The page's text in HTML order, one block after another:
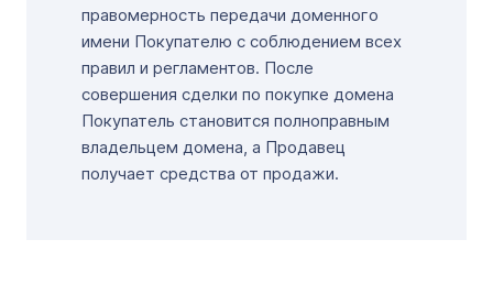
правомерность передачи доменного
имени Покупателю с соблюдением всех
правил и регламентов. После
совершения сделки по покупке домена
Покупатель становится полноправным
владельцем домена, а Продавец
получает средства от продажи.